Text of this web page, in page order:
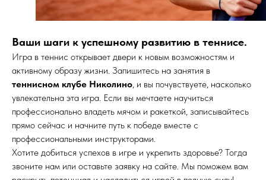
Ваши шаги к успешному развитию в теннисе.
Игра в теннис открывает двери к новым возможностям и
активному образу жизни. Запишитесь на занятия в
теннисном клубе Николино, и вы почувствуете, насколько
увлекательна эта игра. Если вы мечтаете научиться
профессионально владеть мячом и ракеткой, записывайтесь
прямо сейчас и начните путь к победе вместе с
профессиональными инструкторами.
Хотите добиться успехов в игре и укрепить здоровье? Тогда
звоните нам или оставьте заявку на сайте. Мы поможем вам